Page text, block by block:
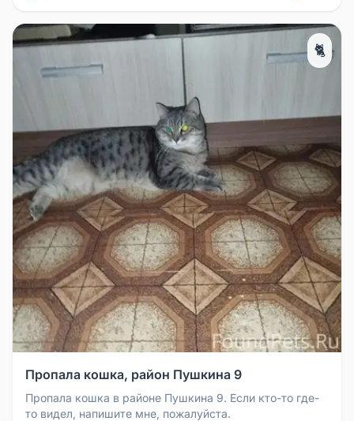
🐈
Пропала кошка, район Пушкина 9
Пропала кошка в районе Пушкина 9. Если кто-то где-
то видел, напишите мне, пожалуйста.